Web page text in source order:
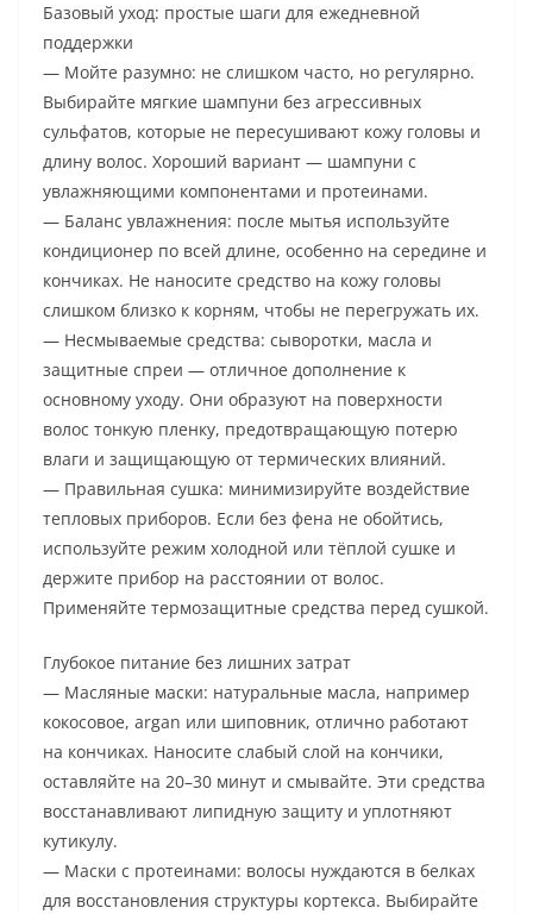
Базовый уход: простые шаги для ежедневной
поддержки
— Мойте разумно: не слишком часто, но регулярно.
Выбирайте мягкие шампуни без агрессивных
сульфатов, которые не пересушивают кожу головы и
длину волос. Хороший вариант — шампуни с
увлажняющими компонентами и протеинами.
— Баланс увлажнения: после мытья используйте
кондиционер по всей длине, особенно на середине и
кончиках. Не наносите средство на кожу головы
слишком близко к корням, чтобы не перегружать их.
— Несмываемые средства: сыворотки, масла и
защитные спреи — отличное дополнение к
основному уходу. Они образуют на поверхности
волос тонкую пленку, предотвращающую потерю
влаги и защищающую от термических влияний.
— Правильная сушка: минимизируйте воздействие
тепловых приборов. Если без фена не обойтись,
используйте режим холодной или тёплой сушке и
держите прибор на расстоянии от волос.
Применяйте термозащитные средства перед сушкой.
Глубокое питание без лишних затрат
— Масляные маски: натуральные масла, например
кокосовое, argan или шиповник, отлично работают
на кончиках. Наносите слабый слой на кончики,
оставляйте на 20–30 минут и смывайте. Эти средства
восстанавливают липидную защиту и уплотняют
кутикулу.
— Маски с протеинами: волосы нуждаются в белках
для восстановления структуры кортекса. Выбирайте